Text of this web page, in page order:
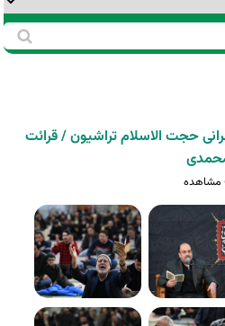
حجت الاسلام تراشیون / قرائت